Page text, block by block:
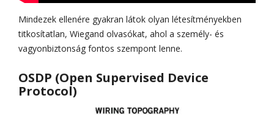
Mindezek ellenére gyakran látok olyan létesítményekben
titkosítatlan, Wiegand olvasókat, ahol a személy- és
vagyonbiztonság fontos szempont lenne.
OSDP (Open Supervised Device
Protocol)